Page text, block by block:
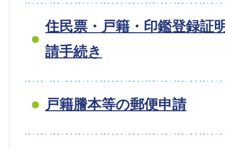
住民票・戸籍・印鑑登録証
請手続き
戸籍謄本等の郵便申請